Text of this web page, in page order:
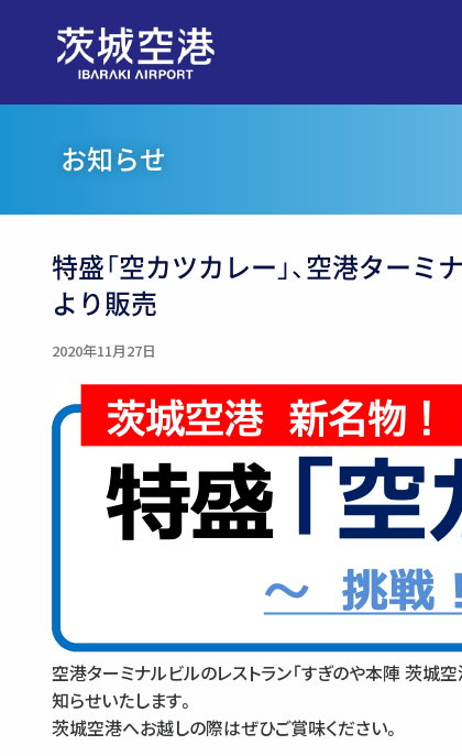
お知らせ
特盛「空カツカレー」、空港ター
より販売
2020年11月27日
空港ターミナルビルのレストラン「すぎのや本陣 茨城
知らせいたします。
茨城空港へお越しの際はぜひご賞味ください。